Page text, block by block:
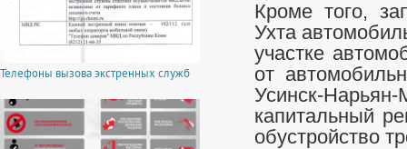
Телефоны вызова экстренных служб
Кроме того,
Ухта
участке
от
Усинск-
капитальный
обустройство